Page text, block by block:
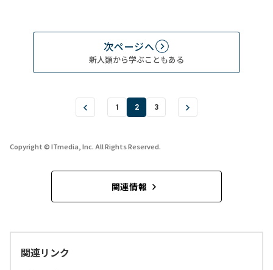
次ページへ
新人類から学ぶこともある
1 2 3
Copyright © ITmedia, Inc. All Rights Reserved.
関連情報
関連リンク